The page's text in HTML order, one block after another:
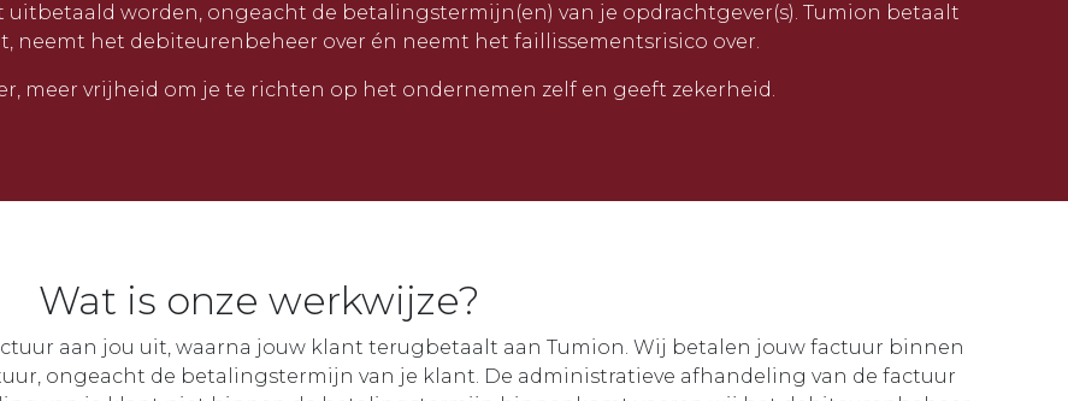
worden, ongeacht de betalingstermijn(en) van je opdrachtgever(s). Tumion betaalt
neemt het debiteurenbeheer over én neemt het faillissementsrisico over.
meer vrijheid om je te richten op het ondernemen zelf en geeft zekerheid.
Wat is onze werkwijze?
aan jou uit, waarna jouw klant terugbetaalt aan Tumion. Wij betalen jouw factuur binnen
ongeacht de betalingstermijn van je klant. De administratieve afhandeling van de factuur